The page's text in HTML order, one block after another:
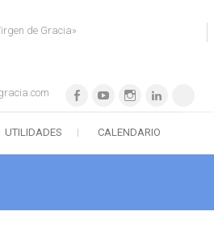
de Gracia»
FacebookYouTubeInstagram
UTILIDADES CALENDARIO